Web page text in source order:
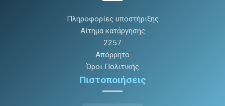
Πληροφορίες υποστήριξης
Αίτημα κατάργησης
2257
Απόρρητο
Όροι Πολιτικής
Πιστοποιήσεις